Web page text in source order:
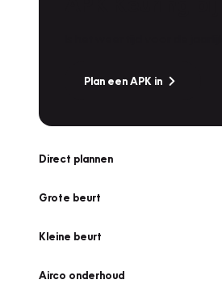
Plan een APK in
Direct plannen
Grote beurt
Kleine beurt
Airco onderhoud